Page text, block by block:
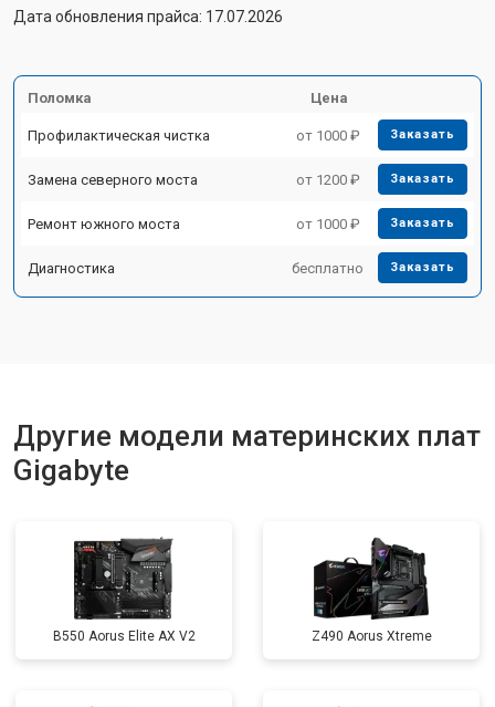
Дата обновления прайса: 17.07.2026
Поломка Цена
Профилактическая чистка от 1000 ₽ Заказать
Замена северного моста от 1200 ₽ Заказать
Ремонт южного моста от 1000 ₽ Заказать
Диагностика бесплатно Заказать
Другие модели материнских плат
Gigabyte
B550 Aorus Elite AX V2 Z490 Aorus Xtreme